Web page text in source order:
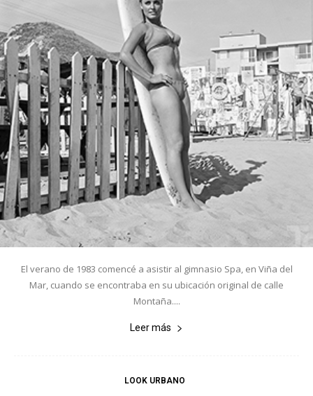
El verano de 1983 comencé a asistir al gimnasio Spa, en Viña del
Mar, cuando se encontraba en su ubicación original de calle
Montaña....
Leer más
LOOK URBANO